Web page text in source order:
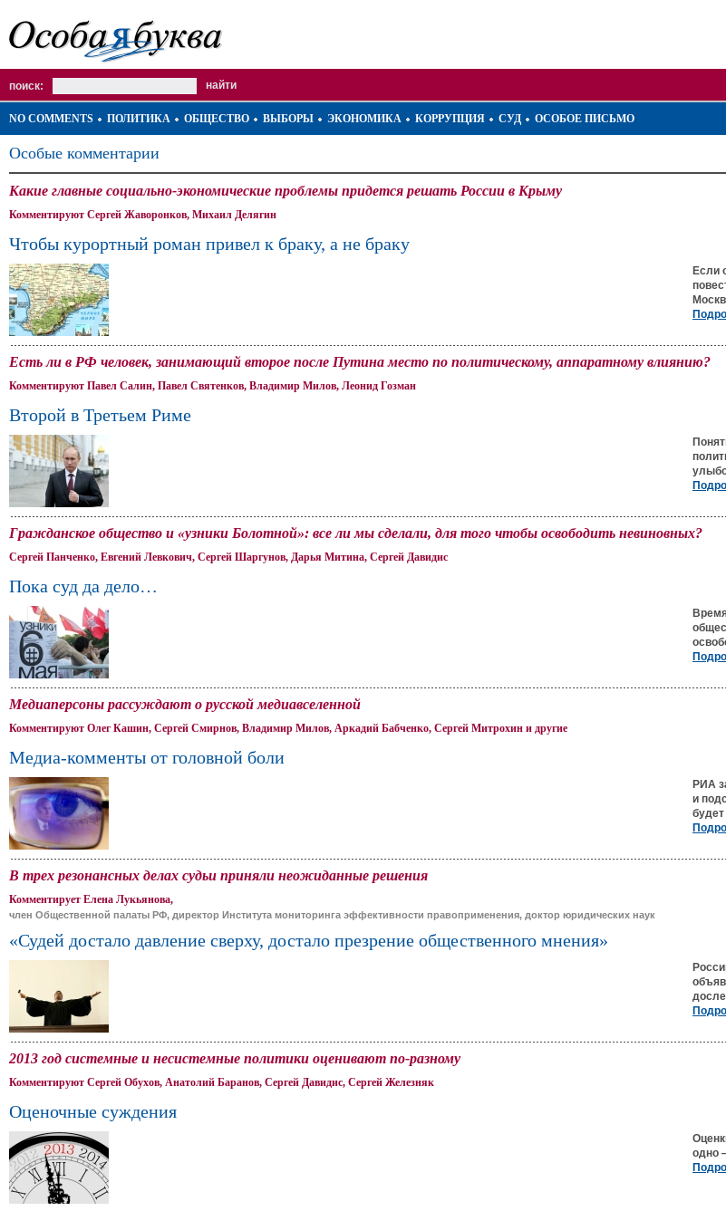
поиск:
NO COMMENTS ПОЛИТИКА ОБЩЕСТВО ВЫБОРЫ ЭКОНОМИКА КОРРУПЦИЯ СУД ОСОБОЕ ПИСЬМО
Особые комментарии
Какие главные социально-экономические проблемы придется решать России в Крыму
Комментируют Сергей Жаворонков, Михаил Делягин
Чтобы курортный роман привел к браку, а не браку
Если
Есть ли в РФ человек, занимающий второе после Путина место по политическому, аппаратному влиянию?
Комментируют Павел Салин, Павел Святенков, Владимир Милов, Леонид Гозман
Второй в Третьем Риме
Гражданское общество и «узники Болотной»: все ли мы сделали, для того чтобы освободить невиновных?
Сергей Панченко, Евгений Левкович, Сергей Шаргунов, Дарья Митина, Сергей Давидис
Пока суд да дело…
Медиаперсоны рассуждают о русской медиавселенной
Комментируют Олег Кашин, Сергей Смирнов, Владимир Милов, Аркадий Бабченко, Сергей Митрохин и другие
Медиа-комменты от головной боли
РИА
и
В трех резонансных делах судьи приняли неожиданные решения
Комментирует Елена Лукьянова,
член Общественной палаты РФ, директор Института мониторинга эффективности правоприменения, доктор юридических наук
«Судей достало давление сверху, достало презрение общественного мнения»
2013 год системные и несистемные политики оценивают по-разному
Комментируют Сергей Обухов, Анатолий Баранов, Сергей Давидис, Сергей Железняк
Оценочные суждения
одно